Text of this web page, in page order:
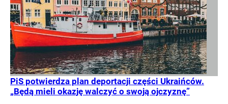
PiS potwierdza plan deportacji części Ukraińców.
„Będą mieli okazję walczyć o swoją ojczyznę”